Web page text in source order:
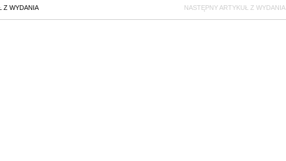
Z WYDANIA NASTĘPNY ARTYKUŁ Z WYDANIA